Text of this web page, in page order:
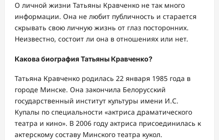
О личной жизни Татьяны Кравченко не так много
информации. Она не любит публичность и старается
скрывать свою личную жизнь от глаз посторонних.
Неизвестно, состоит ли она в отношениях или нет.
Какова биография Татьяны Кравченко?
Татьяна Кравченко родилась 22 января 1985 года в
городе Минске. Она закончила Белорусский
государственный институт культуры имени И.С.
Купалы по специальности «актриса драматического
театра и кино». В 2006 году актриса присоединилась к
актерскому составу Минского театра кукол.